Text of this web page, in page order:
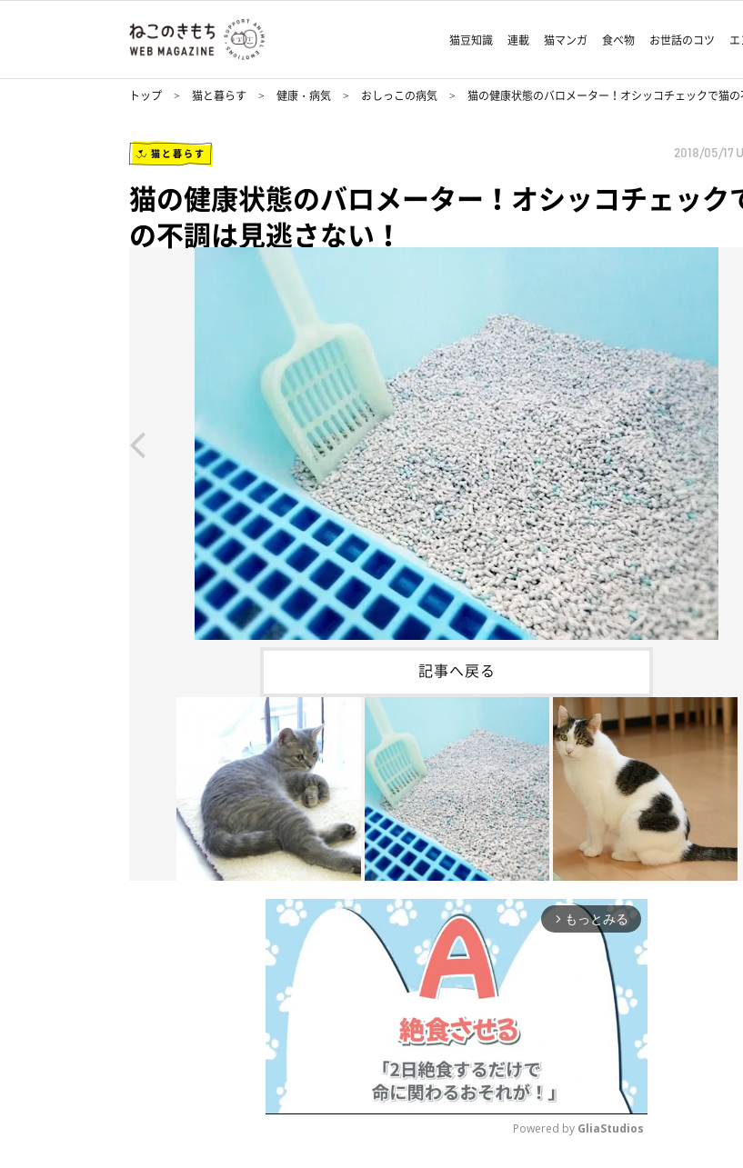
猫豆知識 連載 猫マンガ 食べ物 お世話のコツ
トップ 猫と暮らす 健康・病気 おしっこの病気 猫の健康状態のバロメーター！オシッコチェックで猫の
猫と暮らす 2018/05/17
猫の健康状態のバロメーター！オシッコチェック
の不調は見逃さない！
記事へ戻る
arrow_forward_ios もっとみる
Powered by GliaStudios